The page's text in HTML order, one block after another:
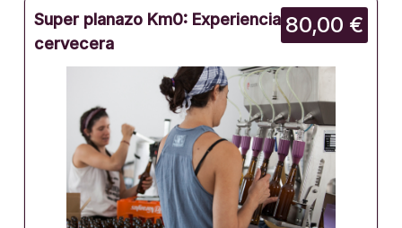
80,00 €
Super planazo Km0: Experiencia
cervecera